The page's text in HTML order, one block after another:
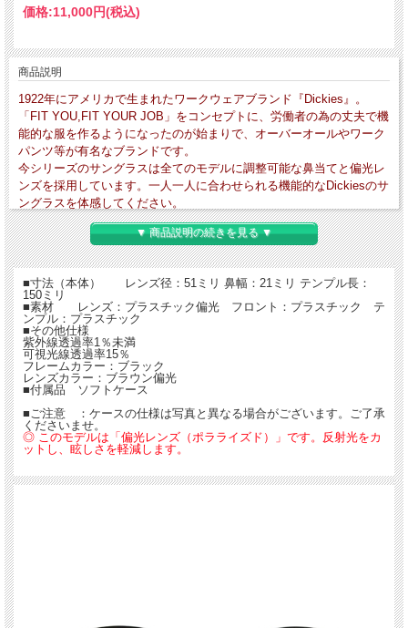
価格:11,000円(税込)
商品説明
1922年にアメリカで生まれたワークウェアブランド『Dickies』。
「FIT YOU,FIT YOUR JOB」をコンセプトに、労働者の為の丈夫で機
能的な服を作るようになったのが始まりで、オーバーオールやワーク
パンツ等が有名なブランドです。
今シリーズのサングラスは全てのモデルに調整可能な鼻当てと偏光レ
ンズを採用しています。一人一人に合わせられる機能的なDickiesのサ
ングラスを体感してください。
【送料無料】 ▼ 商品説明の続きを見る ▼
■寸法（本体） レンズ径：51ミリ 鼻幅：21ミリ テンプル長：
150ミリ
■素材 レンズ：プラスチック偏光 フロント：プラスチック テ
ンプル：プラスチック
■その他仕様
紫外線透過率1％未満
可視光線透過率15％
フレームカラー：ブラック
レンズカラー：ブラウン偏光
■付属品 ソフトケース
■ご注意 ：ケースの仕様は写真と異なる場合がございます。ご了承
くださいませ。
◎ このモデルは「偏光レンズ（ポラライズド）」です。反射光をカ
ットし、眩しさを軽減します。